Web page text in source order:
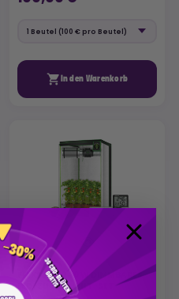
 In den Warenkorb
ZUBEHÖR
FLEXSTAR 240 W DIMMBARES
LED-ZUCHTLICHT-SET